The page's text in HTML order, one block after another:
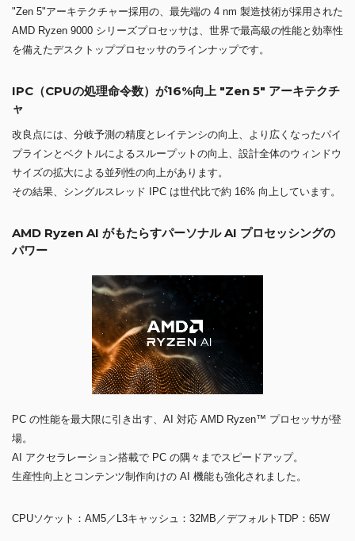
"Zen 5"アーキテクチャー採用の、最先端の 4 nm 製造技術が採用された
AMD Ryzen 9000 シリーズプロセッサは、世界で最高級の性能と効率性
を備えたデスクトッププロセッサのラインナップです。
IPC（CPUの処理命令数）が16%向上 "Zen 5" アーキテクチ
ャ
改良点には、分岐予測の精度とレイテンシの向上、より広くなったパイ
プラインとベクトルによるスループットの向上、設計全体のウィンドウ
サイズの拡大による並列性の向上があります。
その結果、シングルスレッド IPC は世代比で約 16% 向上しています。
AMD Ryzen AI がもたらすパーソナル AI プロセッシングの
パワー
PC の性能を最大限に引き出す、AI 対応 AMD Ryzen™ プロセッサが登
場。
AI アクセラレーション搭載で PC の隅々までスピードアップ。
生産性向上とコンテンツ制作向けの AI 機能も強化されました。
CPUソケット：AM5／L3キャッシュ：32MB／デフォルトTDP：65W